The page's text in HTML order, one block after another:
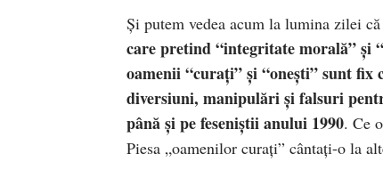
Și putem vedea acum la lumina zilei că
care pretind “integritate morală” și
oamenii “curați” și “onești” sunt
diversiuni, manipulări și falsuri
până și pe feseniștii anului 1990. Ce
Piesa „oamenilor curați” cântați-o la